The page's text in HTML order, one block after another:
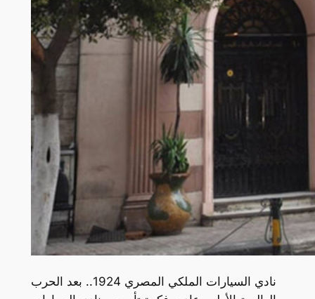
نادي السيارات الملكي المصري 1924.. بعد الحرب